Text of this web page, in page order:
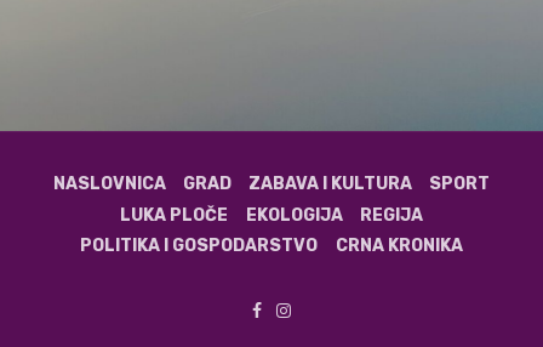
NASLOVNICA GRAD ZABAVA I KULTURA
SPORT
LUKA PLOČE
EKOLOGIJA
REGIJA
POLITIKA I GOSPODARSTVO
CRNA KRONIKA